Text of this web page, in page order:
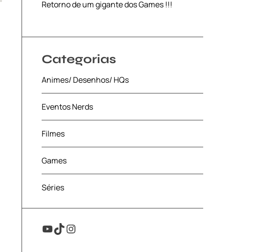
Retorno de um gigante dos Games !!!
Categorias
Animes/ Desenhos/ HQs
Eventos Nerds
Filmes
Games
Séries
Youtube TikTok Instagram